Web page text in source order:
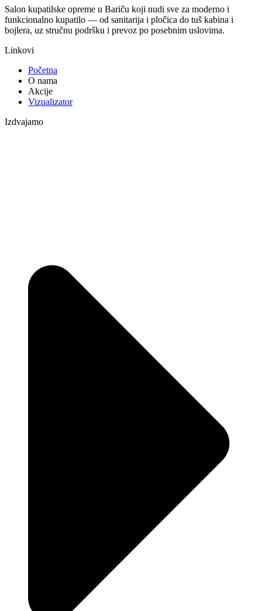
Salon kupatilske opreme u Bariču koji nudi sve za moderno i
funkcionalno kupatilo — od sanitarija i pločica do tuš kabina i
bojlera, uz stručnu podršku i prevoz po posebnim uslovima.
Linkovi
Početna
O nama
Akcije
Vizualizator
Izdvajamo